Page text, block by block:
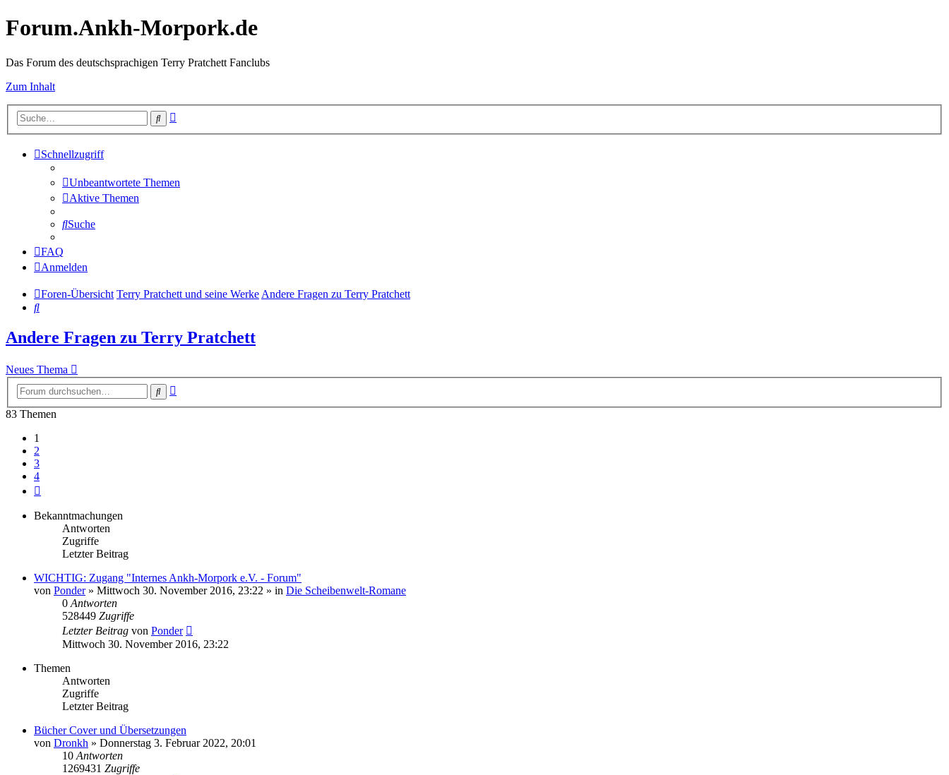
Forum.Ankh-Morpork.de
Das Forum des deutschsprachigen Terry Pratchett Fanclubs
Zum Inhalt
Suche
Schnellzugriff
Unbeantwortete Themen
Aktive Themen
Suche
FAQ
Anmelden
Foren-Übersicht Terry Pratchett und seine WerkeAndere Fragen zu Terry Pratchett
Suche
Andere Fragen zu Terry Pratchett
Neues Thema
Suche
83 Themen
1
2
3
4
Bekanntmachungen
Antworten
Zugriffe
Letzter Beitrag
WICHTIG: Zugang "Internes Ankh-Morpork e.V. - Forum"
von Ponder» Mittwoch 30. November 2016, 23:22 » in Die Scheibenwelt-Romane
0 Antworten
528449 Zugriffe
Letzter Beitrag von Ponder
Mittwoch 30. November 2016, 23:22
Themen
Antworten
Zugriffe
Letzter Beitrag
Bücher Cover und Übersetzungen
von Dronkh » Donnerstag 3. Februar 2022, 20:01
10 Antworten
1269431 Zugriffe